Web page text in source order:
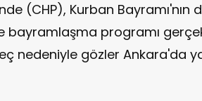
(CHP), Kurban
bayramlaşma programı
nedeniyle gözler Ankara'da